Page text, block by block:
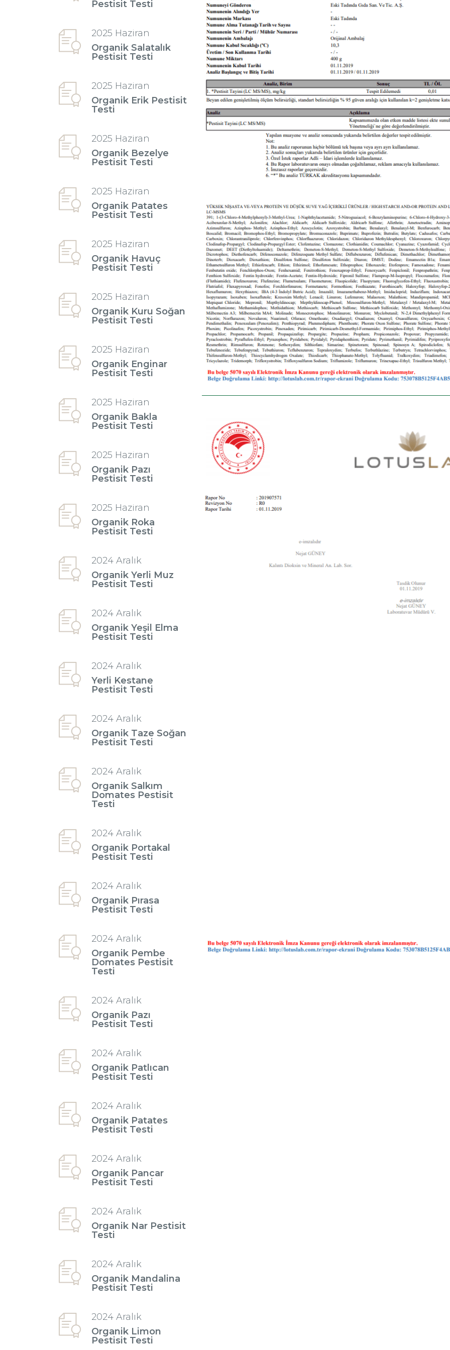
Pestisit Testi
2025 Haziran
Organik Salatalık
Pestisit Testi
2025 Haziran
Organik Erik Pestisit
Testi
2025 Haziran
Organik Bezelye
Pestisit Testi
2025 Haziran
Organik Patates
Pestisit Testi
2025 Haziran
Organik Havuç
Pestisit Testi
2025 Haziran
Organik Kuru Soğan
Pestisit Testi
2025 Haziran
Organik Enginar
Pestisit Testi
2025 Haziran
Organik Bakla
Pestisit Testi
2025 Haziran
Organik Pazı
Pestisit Testi
2025 Haziran
Organik Roka
Pestisit Testi
2024 Aralık
Organik Yerli Muz
Pestisit Testi
2024 Aralık
Organik Yeşil Elma
Pestisit Testi
2024 Aralık
Yerli Kestane
Pestisit Testi
2024 Aralık
Organik Taze Soğan
Pestisit Testi
2024 Aralık
Organik Salkım
Domates Pestisit
Testi
2024 Aralık
Organik Portakal
Pestisit Testi
2024 Aralık
Organik Pırasa
Pestisit Testi
2024 Aralık
Organik Pembe
Domates Pestisit
Testi
2024 Aralık
Organik Pazı
Pestisit Testi
2024 Aralık
Organik Patlıcan
Pestisit Testi
2024 Aralık
Organik Patates
Pestisit Testi
2024 Aralık
Organik Pancar
Pestisit Testi
2024 Aralık
Organik Nar Pestisit
Testi
2024 Aralık
Organik Mandalina
Pestisit Testi
2024 Aralık
Organik Limon
Pestisit Testi
BU HAFTANIN PLANLI İNDİRİMİ